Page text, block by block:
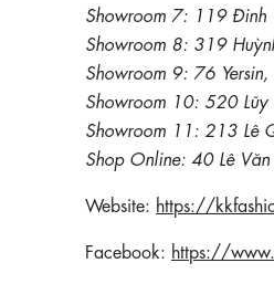
Showroom 7: 119 Đinh
Showroom 8: 319
Showroom 9: 76
Showroom 10: 520
Showroom 11: 213 Lê
Shop Online: 40 Lê
Website: https://
Facebook: https://